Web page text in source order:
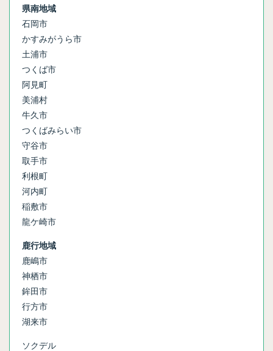
県南地域
石岡市
かすみがうら市
土浦市
つくば市
阿見町
美浦村
牛久市
つくばみらい市
守谷市
取手市
利根町
河内町
稲敷市
龍ケ崎市
鹿行地域
鹿嶋市
神栖市
鉾田市
行方市
湖来市
ソクデル